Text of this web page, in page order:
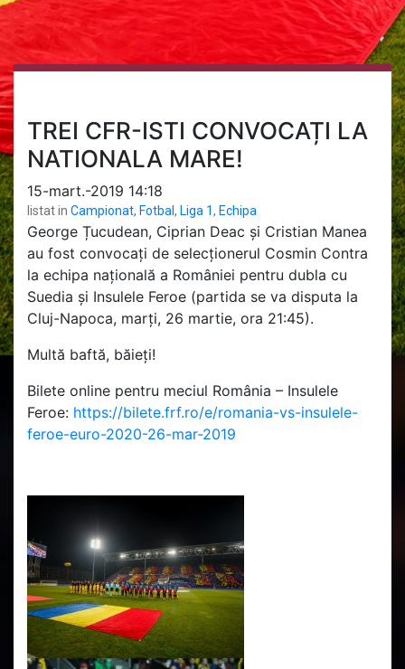
TREI CFR-ISTI CONVOCAȚI LA
NATIONALA MARE!
15-mart.-2019 14:18
listat in Campionat, Fotbal, Liga 1, Echipa
George Țucudean, Ciprian Deac și Cristian Manea
au fost convocați de selecționerul Cosmin Contra
la echipa națională a României pentru dubla cu
Suedia și Insulele Feroe (partida se va disputa la
Cluj-Napoca, marți, 26 martie, ora 21:45).
Multă baftă, băieți!
Bilete online pentru meciul România – Insulele
Feroe: https://bilete.frf.ro/e/romania-vs-insulele-
feroe-euro-2020-26-mar-2019